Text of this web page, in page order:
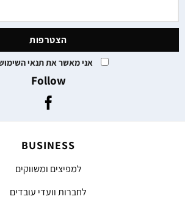
אני מאשר את תנאי השימוש
Follow
BUSINESS
למפיצים ומשווקים
לחברות וועדי עובדים